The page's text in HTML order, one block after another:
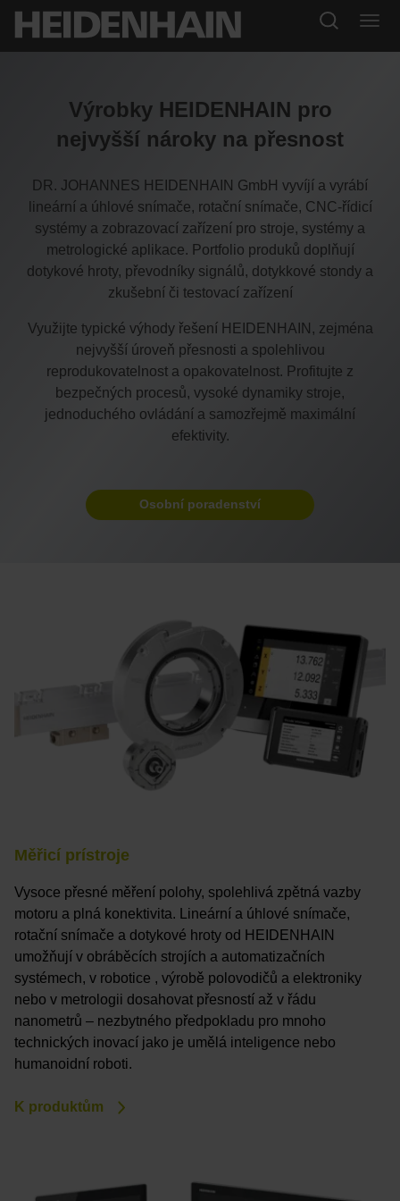
Výrobky HEIDENHAIN pro
nejvyšší nároky na přesnost
DR. JOHANNES HEIDENHAIN GmbH vyvíjí a vyrábí
lineární a úhlové snímače, rotační snímače, CNC-řídicí
systémy a zobrazovací zařízení pro stroje, systémy a
metrologické aplikace. Portfolio produků doplňují
dotykové hroty, převodníky signálů, dotykkové stondy a
zkušební či testovací zařízení
Využijte typické výhody řešení HEIDENHAIN, zejména
nejvyšší úroveň přesnosti a spolehlivou
reprodukovatelnost a opakovatelnost. Profitujte z
bezpečných procesů, vysoké dynamiky stroje,
jednoduchého ovládání a samozřejmě maximální
efektivity.
Osobní poradenství
Měřicí prístroje
Vysoce přesné měření polohy, spolehlivá zpětná vazby
motoru a plná konektivita. Lineární a úhlové snímače,
rotační snímače a dotykové hroty od HEIDENHAIN
umožňují v obráběcích strojích a automatizačních
systémech, v robotice , výrobě polovodičů a elektroniky
nebo v metrologii dosahovat přesností až v řádu
nanometrů – nezbytného předpokladu pro mnoho
technických inovací jako je umělá inteligence nebo
humanoidní roboti.
K produktům